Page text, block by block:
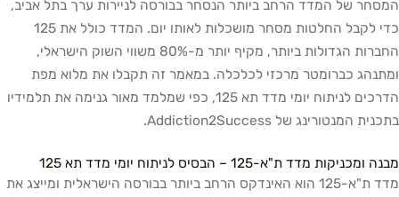
המסחר של המדד הרחב ביותר הנסחר בבורסה לניירות ערך בתל אביב,
כדי לקבל החלטות מסחר מושכלות לאותו יום. המדד כולל את 125
החברות הגדולות ביותר, מקיף יותר מ-80% משווי השוק הישראלי,
ומתנהג כברומטר מרכזי לכלכלה. במאמר זה תקבלו את מלוא מפת
הדרכים לניתוח יומי מדד תא 125, כפי שמלמד מאור גנימה את תלמידיו
בתכנית המנטורינג של Addiction2Success.
מבנה ומכניקות מדד ת"א-125 – הבסיס לניתוח יומי מדד תא 125
מדד ת"א-125 הוא האינדקס הרחב ביותר בבורסה הישראלית ומייצג את